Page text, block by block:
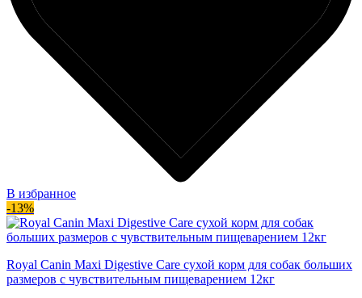
В избранное
-13%
Royal Canin Maxi Digestive Care сухой корм для собак больших
размеров с чувствительным пищеварением 12кг